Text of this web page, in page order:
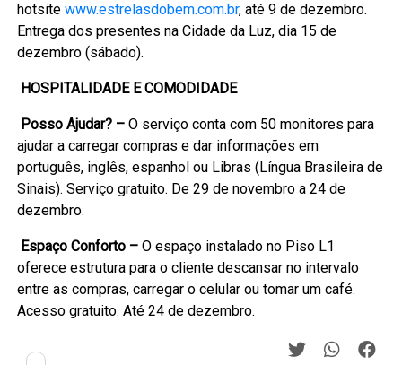
hotsitewww.estrelasdobem.com.br, até 9 de dezembro.
Entrega dos presentes na Cidade da Luz, dia 15 de
dezembro (sábado).
HOSPITALIDADE E COMODIDADE
Posso Ajudar? – O serviço conta com 50 monitores para
ajudar a carregar compras e dar informações em
português, inglês, espanhol ou Libras (Língua Brasileira de
Sinais). Serviço gratuito. De 29 de novembro a 24 de
dezembro.
Espaço Conforto –O espaço instalado no Piso L1
oferece estrutura para o cliente descansar no intervalo
entre as compras, carregar o celular ou tomar um café.
Acesso gratuito. Até 24 de dezembro.